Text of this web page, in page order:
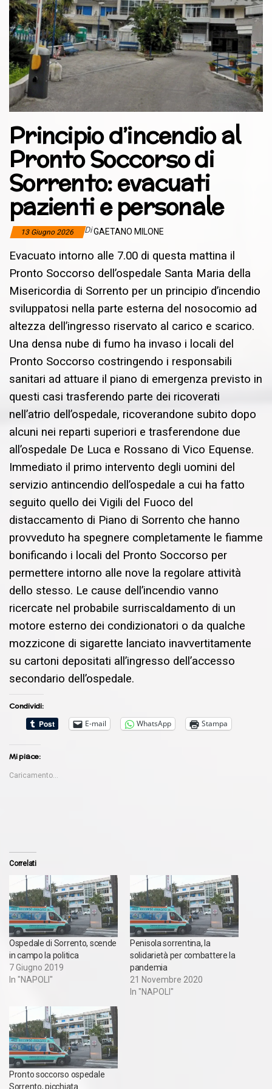
Principio d’incendio al
Pronto Soccorso di
Sorrento: evacuati
pazienti e personale
13 Giugno 2026 DiGAETANO MILONE
Evacuato intorno alle 7.00 di questa mattina il
Pronto Soccorso dell’ospedale Santa Maria della
Misericordia di Sorrento per un principio d’incendio
sviluppatosi nella parte esterna del nosocomio ad
altezza dell’ingresso riservato al carico e scarico.
Una densa nube di fumo ha invaso i locali del
Pronto Soccorso costringendo i responsabili
sanitari ad attuare il piano di emergenza previsto in
questi casi trasferendo parte dei ricoverati
nell’atrio dell’ospedale, ricoverandone subito dopo
alcuni nei reparti superiori e trasferendone due
all’ospedale De Luca e Rossano di Vico Equense.
Immediato il primo intervento degli uomini del
servizio antincendio dell’ospedale a cui ha fatto
seguito quello dei Vigili del Fuoco del
distaccamento di Piano di Sorrento che hanno
provveduto ha spegnere completamente le fiamme
bonificando i locali del Pronto Soccorso per
permettere intorno alle nove la regolare attività
dello stesso. Le cause dell’incendio vanno
ricercate nel probabile surriscaldamento di un
motore esterno dei condizionatori o da qualche
mozzicone di sigarette lanciato inavvertitamente
su cartoni depositati all’ingresso dell’accesso
secondario dell’ospedale.
Condividi:
E-mail
WhatsApp Stampa
Mi piace:
Caricamento...
Correlati
Ospedale di Sorrento, scende
in campo la politica
7 Giugno 2019
In "NAPOLI"
Penisola sorrentina, la
solidarietà per combattere la
pandemia
21 Novembre 2020
In "NAPOLI"
Pronto soccorso ospedale
Sorrento, picchiata